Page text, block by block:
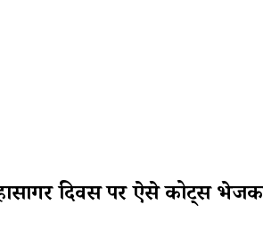
दिवस पर ऐसे कोट्स